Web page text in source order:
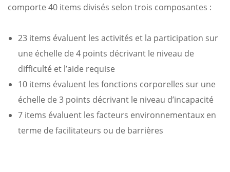
comporte 40 items divisés selon trois composantes :
23 items évaluent les activités et la participation sur
une échelle de 4 points décrivant le niveau de
difficulté et l’aide requise
10 items évaluent les fonctions corporelles sur une
échelle de 3 points décrivant le niveau d’incapacité
7 items évaluent les facteurs environnementaux en
terme de facilitateurs ou de barrières